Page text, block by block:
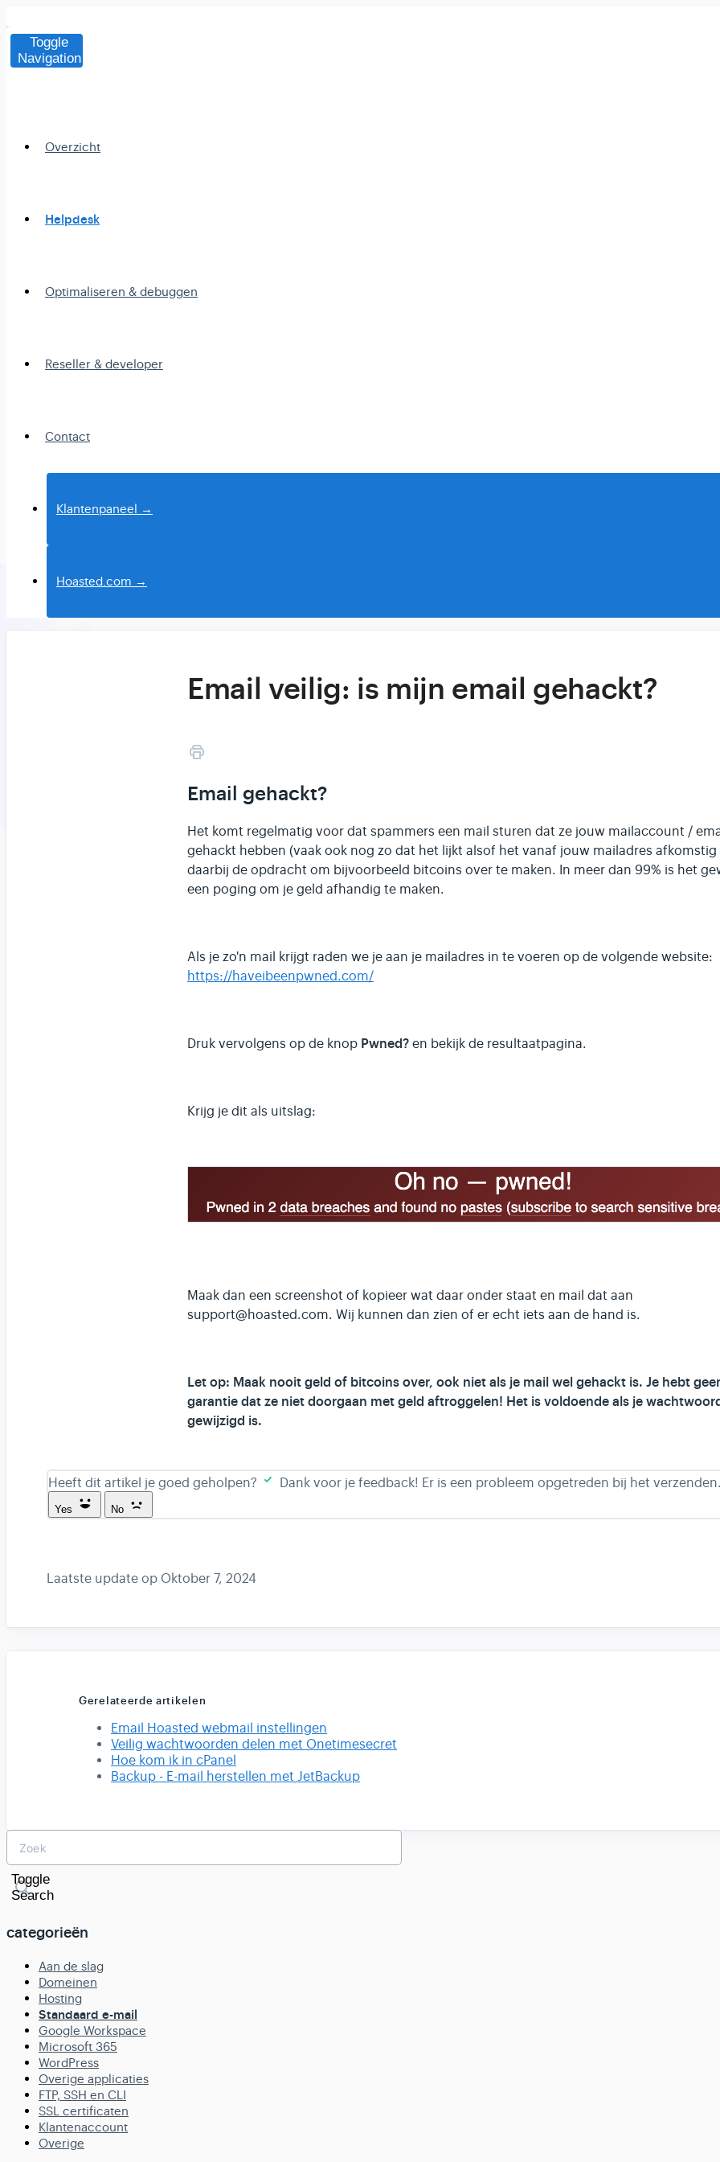
Toggle
Navigation
Overzicht
Helpdesk
Optimaliseren & debuggen
Reseller & developer
Contact
Klantenpaneel →
Hoasted.com →
Email veilig: is mijn email gehackt?
Email gehackt?
Het komt regelmatig voor dat spammers een mail sturen dat ze jouw mailaccount /
gehackt hebben (vaak ook nog zo dat het lijkt alsof het vanaf jouw mailadres afkomstig
daarbij de opdracht om bijvoorbeeld bitcoins over te maken. In meer dan 99% is het
een poging om je geld afhandig te maken.
Als je zo'n mail krijgt raden we je aan je mailadres in te voeren op de volgende website:
https://haveibeenpwned.com/
Druk vervolgens op de knop Pwned? en bekijk de resultaatpagina.
Krijg je dit als uitslag:
Maak dan een screenshot of kopieer wat daar onder staat en mail dat aan
support@hoasted.com. Wij kunnen dan zien of er echt iets aan de hand is.
Let op: Maak nooit geld of bitcoins over, ook niet als je mail wel gehackt is. Je hebt
garantie dat ze niet doorgaan met geld aftroggelen! Het is voldoende als je
gewijzigd is.
Heeft dit artikel je goed geholpen? Dank voor je feedback! Er is een probleem opgetreden bij het
Yes No
Laatste update op Oktober 7, 2024
Gerelateerde artikelen
Email Hoasted webmail instellingen
Veilig wachtwoorden delen met Onetimesecret
Hoe kom ik in cPanel
Backup - E-mail herstellen met JetBackup
Toggle
Search
categorieën
Aan de slag
Domeinen
Hosting
Standaard e-mail
Google Workspace
Microsoft 365
WordPress
Overige applicaties
FTP, SSH en CLI
SSL certificaten
Klantenaccount
Overige